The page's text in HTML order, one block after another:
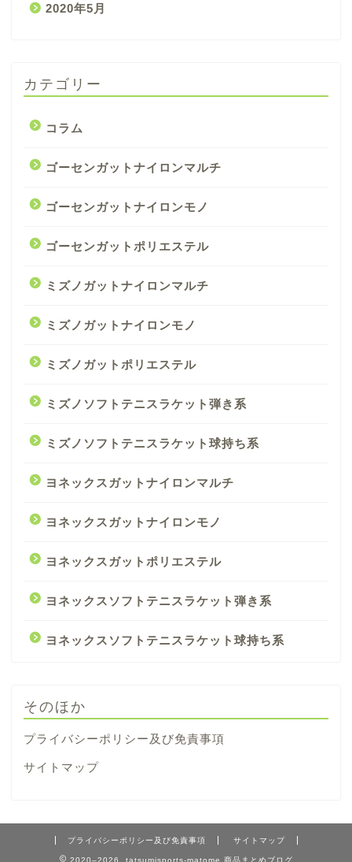
2020年5月
カテゴリー
コラム
ゴーセンガットナイロンマルチ
ゴーセンガットナイロンモノ
ゴーセンガットポリエステル
ミズノガットナイロンマルチ
ミズノガットナイロンモノ
ミズノガットポリエステル
ミズノソフトテニスラケット弾き系
ミズノソフトテニスラケット球持ち系
ヨネックスガットナイロンマルチ
ヨネックスガットナイロンモノ
ヨネックスガットポリエステル
ヨネックスソフトテニスラケット弾き系
ヨネックスソフトテニスラケット球持ち系
そのほか
プライバシーポリシー及び免責事項
サイトマップ
プライバシーポリシー及び免責事項 サイトマップ